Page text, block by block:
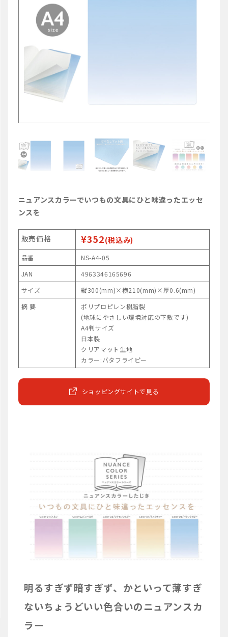
ニュアンスカラーでいつもの文具にひと味違ったエッセ
ンスを
販売価格 ¥352(税込み)
品番
NS-A4-05
JAN
4963346165696
サイズ
縦300(mm)×横210(mm)×厚0.6(mm)
摘 要
ポリプロピレン樹脂製
(地球にやさしい環境対応の下敷です)
A4判サイズ
日本製
クリアマット生地
カラー:バタフライピー
ショッピングサイトで見る
明るすぎず暗すぎず、かといって薄すぎ
ないちょうどいい色合いのニュアンスカ
ラー